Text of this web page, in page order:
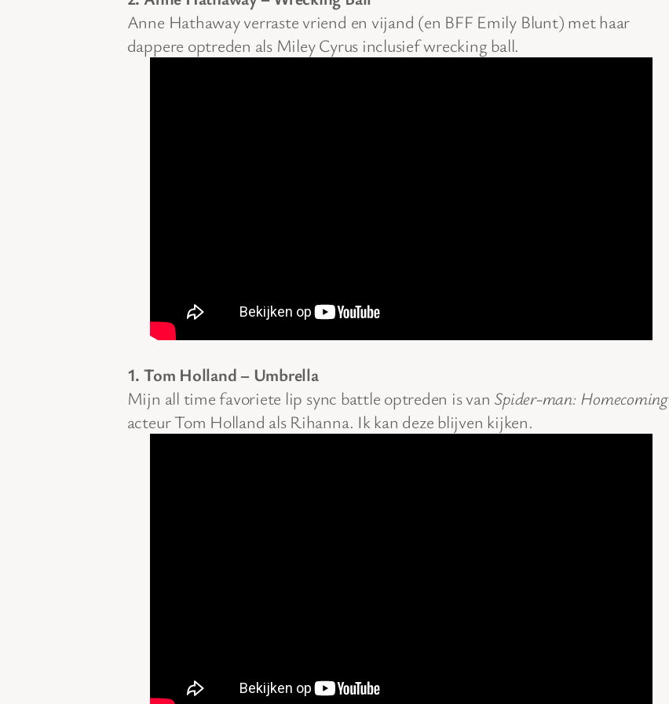
Anne Hathaway verraste vriend en vijand (en BFF Emily Blunt) met haar
dappere optreden als Miley Cyrus inclusief wrecking ball.
1. Tom Holland – Umbrella
Mijn all time favoriete lip sync battle optreden is van Spider-man: Homecoming
acteur Tom Holland als Rihanna. Ik kan deze blijven kijken.